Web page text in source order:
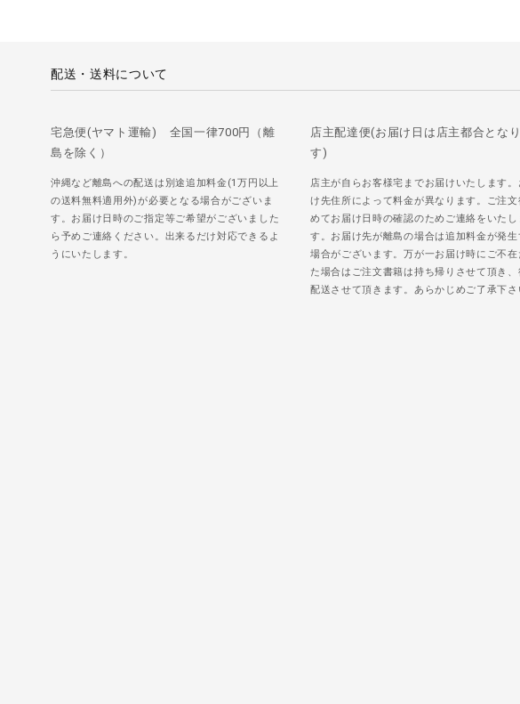
配送・送料について
宅急便(ヤマト運輸) 全国一律700円（離
島を除く）
沖縄など離島への配送は別途追加料金(1万円以上
の送料無料適用外)が必要となる場合がございま
す。お届け日時のご指定等ご希望がございました
ら予めご連絡ください。出来るだけ対応できるよ
うにいたします。
店主配達便(お届け日は店主都合となり
す)
店主が自らお客様宅までお届けいたします。
け先住所によって料金が異なります。ご注文
めてお届け日時の確認のためご連絡をいたし
す。お届け先が離島の場合は追加料金が発生
場合がございます。万が一お届け時にご不在
た場合はご注文書籍は持ち帰りさせて頂き、
配送させて頂きます。あらかじめご了承下さ